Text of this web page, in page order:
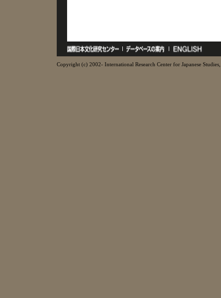
Copyright (c) 2002- International Research Center for Japanese